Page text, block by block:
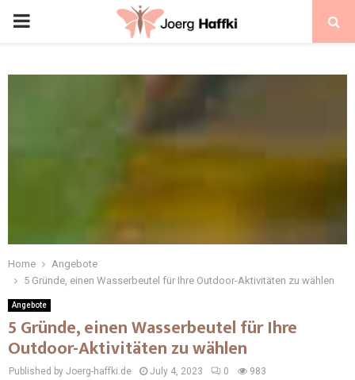
Home
Angebote
5 Gründe, einen Wasserbeutel für Ihre Outdoor-Aktivitäten zu wählen
Angebote
5 Gründe, einen Wasserbeutel für Ihre
Outdoor-Aktivitäten zu wählen
Published by Joerg-haffki.de July 4, 2023 0 983